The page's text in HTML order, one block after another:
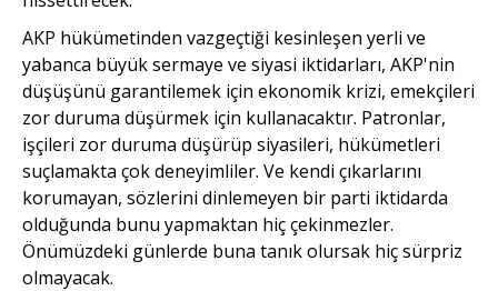
AKP hükümetinden vazgeçtiği kesinleşen yerli ve
yabanca büyük sermaye ve siyasi iktidarları, AKP'nin
düşüşünü garantilemek için ekonomik krizi, emekçileri
zor duruma düşürmek için kullanacaktır. Patronlar,
işçileri zor duruma düşürüp siyasileri, hükümetleri
suçlamakta çok deneyimliler. Ve kendi çıkarlarını
korumayan, sözlerini dinlemeyen bir parti iktidarda
olduğunda bunu yapmaktan hiç çekinmezler.
Önümüzdeki günlerde buna tanık olursak hiç sürpriz
olmayacak.